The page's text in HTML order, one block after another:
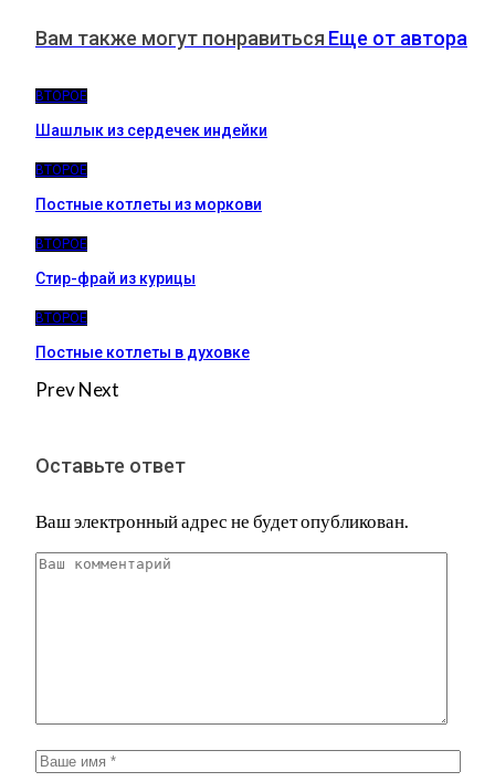
Вам также могут понравиться Еще от автора
ВТОРОЕ
Шашлык из сердечек индейки
ВТОРОЕ
Постные котлеты из моркови
ВТОРОЕ
Стир-фрай из курицы
ВТОРОЕ
Постные котлеты в духовке
PrevNext
Оставьте ответ
Ваш электронный адрес не будет опубликован.